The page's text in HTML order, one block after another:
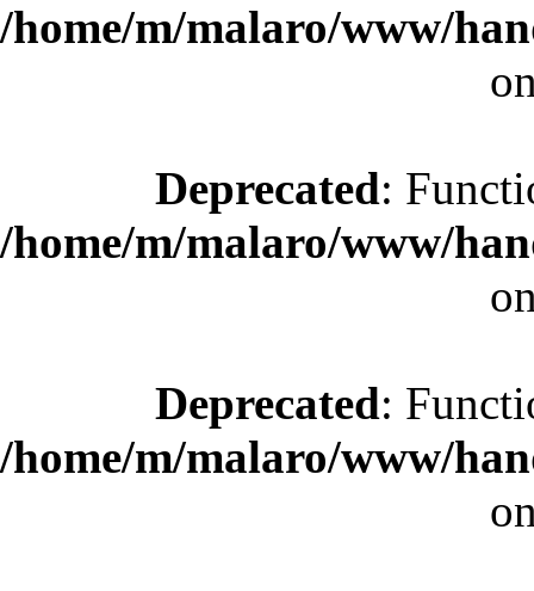
/home/m/malaro/www/
Deprecated:
/home/m/malaro/www/
Deprecated:
/home/m/malaro/www/